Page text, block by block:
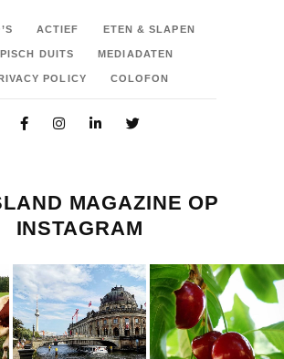
ACTIEF ETEN & SLAPEN
DUITS MEDIADATEN
POLICY COLOFON
MAGAZINE OP
INSTAGRAM